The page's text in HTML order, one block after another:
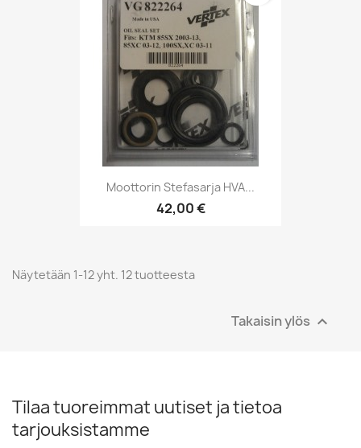
Moottorin Stefasarja HVA...
42,00 €
Näytetään 1-12 yht. 12 tuotteesta
Takaisin ylös 
Tilaa tuoreimmat uutiset ja tietoa
tarjouksistamme